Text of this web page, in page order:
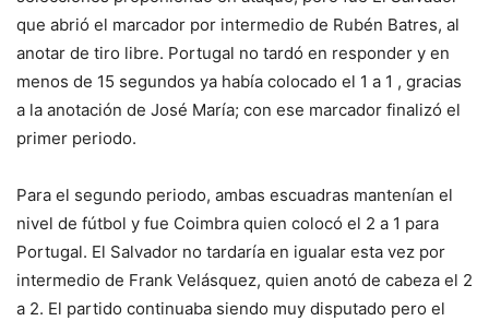
que abrió el marcador por intermedio de Rubén Batres, al
anotar de tiro libre. Portugal no tardó en responder y en
menos de 15 segundos ya había colocado el 1 a 1 , gracias
a la anotación de José María; con ese marcador finalizó el
primer periodo.
Para el segundo periodo, ambas escuadras mantenían el
nivel de fútbol y fue Coimbra quien colocó el 2 a 1 para
Portugal. El Salvador no tardaría en igualar esta vez por
intermedio de Frank Velásquez, quien anotó de cabeza el 2
a 2. El partido continuaba siendo muy disputado pero el